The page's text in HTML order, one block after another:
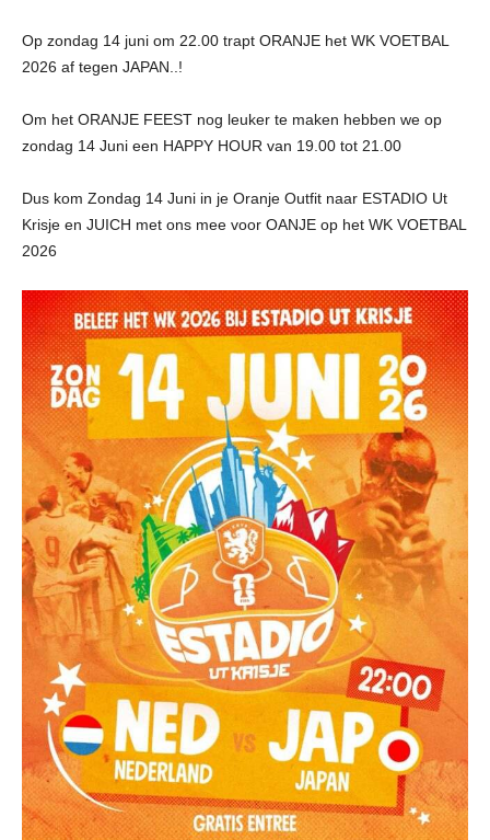
Op zondag 14 juni om 22.00 trapt ORANJE het WK VOETBAL
2026 af tegen JAPAN..!
Om het ORANJE FEEST nog leuker te maken hebben we op
zondag 14 Juni een HAPPY HOUR van 19.00 tot 21.00
Dus kom Zondag 14 Juni in je Oranje Outfit naar ESTADIO Ut
Krisje en JUICH met ons mee voor OANJE op het WK VOETBAL
2026